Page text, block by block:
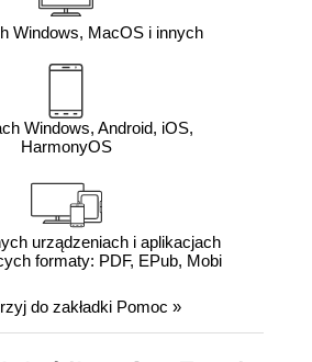
Windows, MacOS i innych
Windows, Android, iOS,
HarmonyOS
urządzeniach i aplikacjach
formaty: PDF, EPub, Mobi
do zakładki Pomoc »